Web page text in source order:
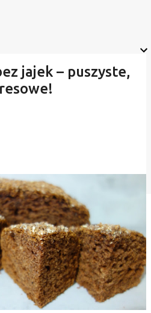
jajek – puszyste,